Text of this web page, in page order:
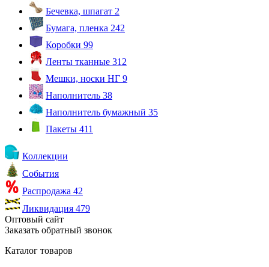
Бечевка, шпагат 2
Бумага, пленка 242
Коробки 99
Ленты тканные 312
Мешки, носки НГ 9
Наполнитель 38
Наполнитель бумажный 35
Пакеты 411
Коллекции
События
Распродажа 42
Ликвидация 479
Оптовый сайт
Заказать обратный звонок
Каталог товаров